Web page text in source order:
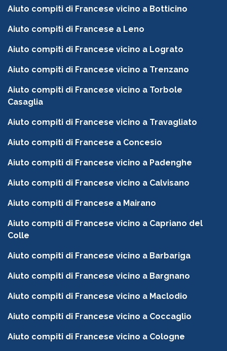
Aiuto compiti di Francese vicino a Botticino
Aiuto compiti di Francese a Leno
Aiuto compiti di Francese vicino a Lograto
Aiuto compiti di Francese vicino a Trenzano
Aiuto compiti di Francese vicino a Torbole
Casaglia
Aiuto compiti di Francese vicino a Travagliato
Aiuto compiti di Francese a Concesio
Aiuto compiti di Francese vicino a Padenghe
Aiuto compiti di Francese vicino a Calvisano
Aiuto compiti di Francese a Mairano
Aiuto compiti di Francese vicino a Capriano del
Colle
Aiuto compiti di Francese vicino a Barbariga
Aiuto compiti di Francese vicino a Bargnano
Aiuto compiti di Francese vicino a Maclodio
Aiuto compiti di Francese vicino a Coccaglio
Aiuto compiti di Francese vicino a Cologne